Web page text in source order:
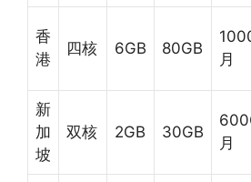
香
港
四核 6GB 80GB
月
新
加
坡
双核 2GB 30GB
月